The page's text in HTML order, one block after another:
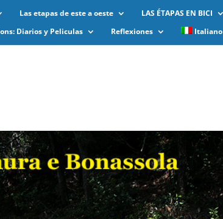
Las etapas de este a oeste LAS ÉTAPAS EN BICI
Diarios y Peliculas Reflexiones Italiano